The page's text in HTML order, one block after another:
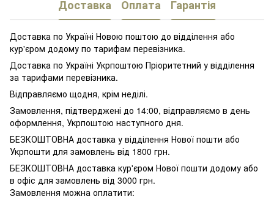
Доставка Оплата Гарантія
Доставка по Україні Новою поштою до відділення або
кур'єром додому по тарифам перевізника.
Доставка по Україні Укрпоштою Пріоритетний у відділення
за тарифами перевізника.
Відправляємо щодня, крім неділі.
Замовлення, підтверджені до 14:00, відправляємо в день
оформлення, Укрпоштою наступного дня.
БЕЗКОШТОВНА доставка у відділення Нової пошти або
Укрпошти для замовлень від 1800 грн.
БЕЗКОШТОВНА доставка кур'єром Нової пошти додому або
в офіс для замовлень від 3000 грн.
Замовлення можна оплатити: